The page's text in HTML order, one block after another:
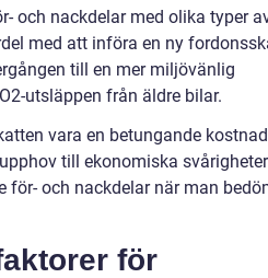
och nackdelar med olika typer
med att införa en ny
till en mer miljövänlig
utsläppen från äldre bilar.
vara en betungande
till ekonomiska
och nackdelar när man
för